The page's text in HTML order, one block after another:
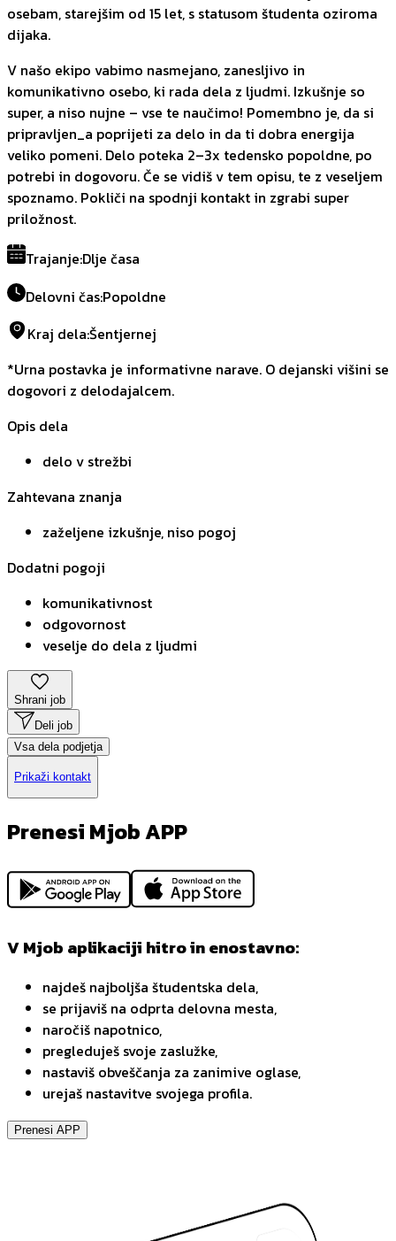
osebam, starejšim od 15 let, s statusom študenta oziroma
dijaka.
V našo ekipo vabimo nasmejano, zanesljivo in
komunikativno osebo, ki rada dela z ljudmi. Izkušnje so
super, a niso nujne – vse te naučimo! Pomembno je, da si
pripravljen_a poprijeti za delo in da ti dobra energija
veliko pomeni. Delo poteka 2–3x tedensko popoldne, po
potrebi in dogovoru. Če se vidiš v tem opisu, te z veseljem
spoznamo. Pokliči na spodnji kontakt in zgrabi super
priložnost.
Trajanje:Dlje časa
Delovni čas:Popoldne
Kraj dela:Šentjernej
*Urna postavka je informativne narave. O dejanski višini se
dogovori z delodajalcem.
Opis dela
delo v strežbi
Zahtevana znanja
zaželjene izkušnje, niso pogoj
Dodatni pogoji
komunikativnost
odgovornost
veselje do dela z ljudmi
Shrani job
Deli job
Vsa dela podjetja
Prikaži kontakt
Prenesi Mjob APP
V Mjob aplikaciji hitro in enostavno:
najdeš najboljša študentska dela,
se prijaviš na odprta delovna mesta,
naročiš napotnico,
pregleduješ svoje zaslužke,
nastaviš obveščanja za zanimive oglase,
urejaš nastavitve svojega profila.
Prenesi APP